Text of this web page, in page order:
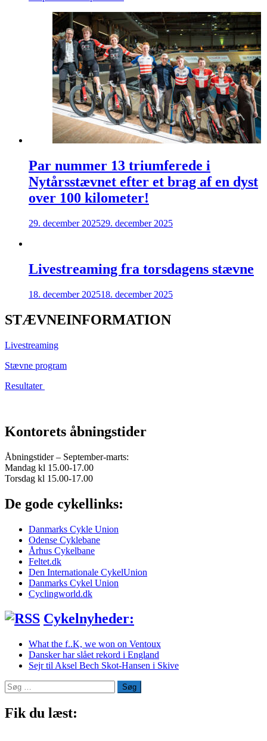
Par nummer 13 triumferede i
Nytårsstævnet efter et brag af en dyst
over 100 kilometer!
29. december 202529. december 2025
Livestreaming fra torsdagens stævne
18. december 202518. december 2025
STÆVNEINFORMATION
Livestreaming
Stævne program
Resultater
Kontorets åbningstider
Åbningstider – September-marts:
Mandag kl 15.00-17.00
Torsdag kl 15.00-17.00
De gode cykellinks:
Danmarks Cykle Union
Odense Cyklebane
Århus Cykelbane
Feltet.dk
Den Internationale CykelUnion
Danmarks Cykel Union
Cyclingworld.dk
Cykelnyheder:
What the f..K, we won on Ventoux
Dansker har slået rekord i England
Sejr til Aksel Bech Skot-Hansen i Skive
Søg
efter:
Fik du læst: